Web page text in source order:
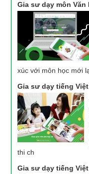
Gia sư dạy môn Văn
xúc với môn học mới
Gia sư dạy tiếng
thi ch
Gia sư dạy tiếng